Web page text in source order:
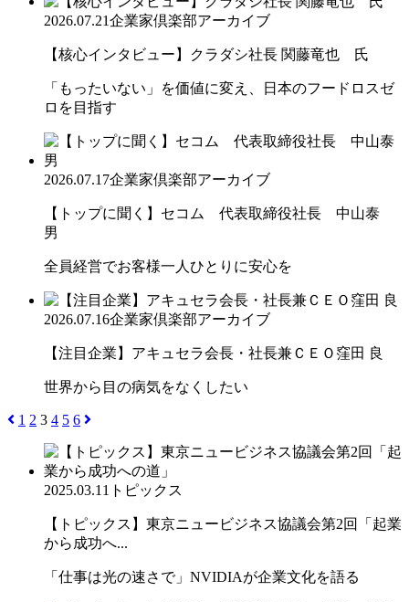
2026.07.21企業家倶楽部アーカイブ
【核心インタビュー】クラダシ社長 関藤竜也 氏
「もったいない」を価値に変え、日本のフードロスゼ
ロを目指す
2026.07.17企業家倶楽部アーカイブ
【トップに聞く】セコム 代表取締役社長 中山泰
男
全員経営でお客様一人ひとりに安心を
2026.07.16企業家倶楽部アーカイブ
【注目企業】アキュセラ会長・社長兼ＣＥＯ窪田 良
世界から目の病気をなくしたい
1 2 3 4 5 6
2025.03.11 トピックス
【トピックス】東京ニュービジネス協議会第2回「起業
から成功へ...
「仕事は光の速さで」NVIDIAが企業文化を語る